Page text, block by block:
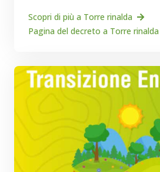
Scopri di più a Torre rinalda
Pagina del decreto a Torre rinalda